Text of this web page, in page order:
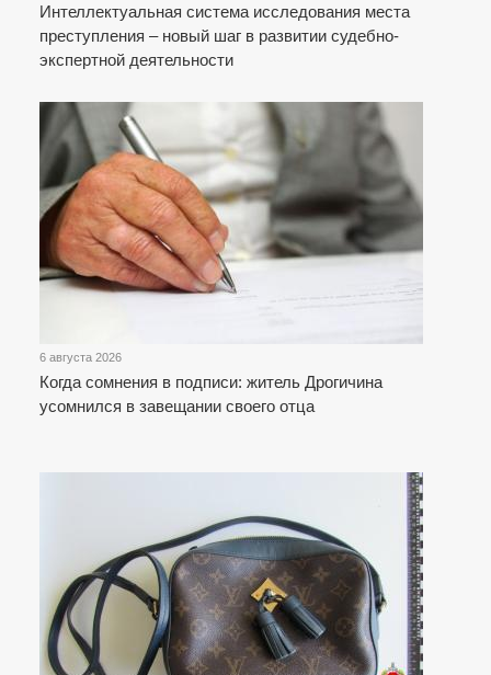
Интеллектуальная система исследования места
преступления – новый шаг в развитии судебно-
экспертной деятельности
6 августа 2026
Когда сомнения в подписи: житель Дрогичина
усомнился в завещании своего отца